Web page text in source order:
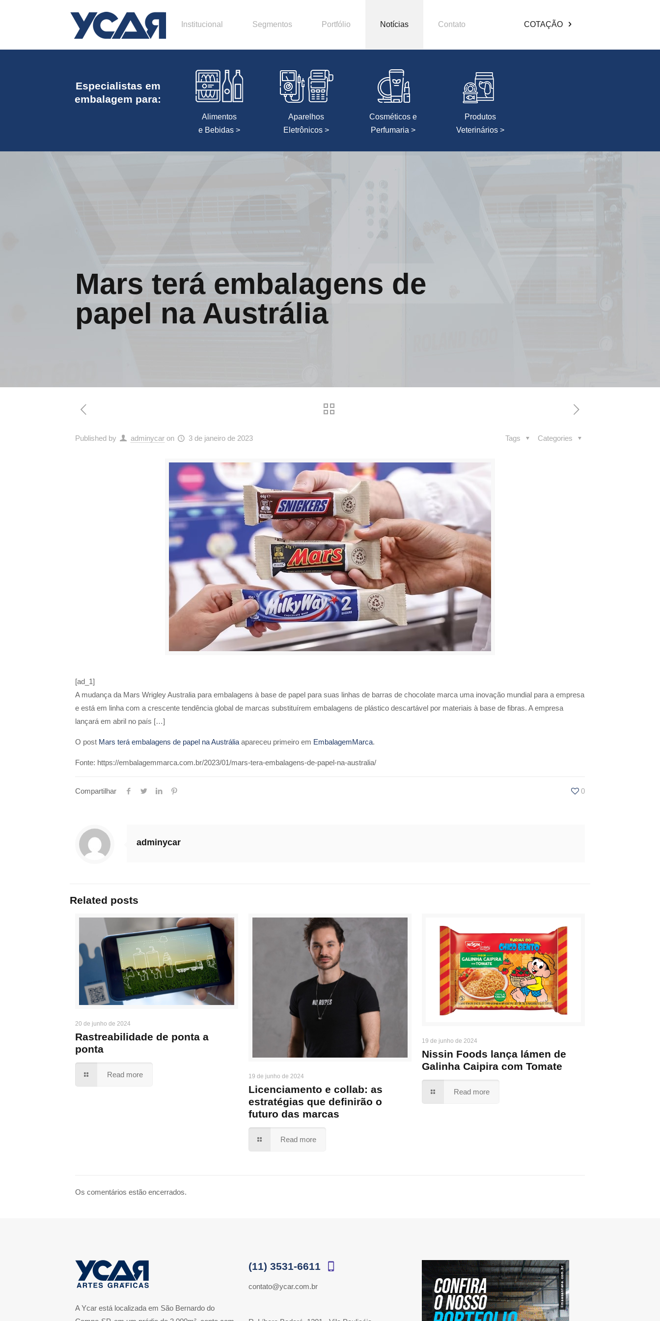
Institucional Segmentos Portfólio Notícias Contato COTAÇÃO
Especialistas em
embalagem para:
Alimentos
e Bebidas >
Aparelhos
Eletrônicos >
Cosméticos e
Perfumaria >
Produtos
Veterinários >
Mars terá embalagens de
papel na Austrália
Published by adminycar on 3 de janeiro de 2023 Categories
Tags
[ad_1]
A mudança da Mars Wrigley Australia para embalagens à base de papel para suas linhas de barras de chocolate marca uma inovação mundial para a empresa
e está em linha com a crescente tendência global de marcas substituírem embalagens de plástico descartável por materiais à base de fibras. A empresa
lançará em abril no país […]
O post Mars terá embalagens de papel na Austráliaapareceu primeiro em EmbalagemMarca.
Fonte: https://embalagemmarca.com.br/2023/01/mars-tera-embalagens-de-papel-na-australia/
Compartilhar 0
adminycar
Related posts
20 de junho de 2024
Rastreabilidade de ponta a
ponta
Read more 19 de junho de 2024
Licenciamento e collab: as
estratégias que definirão o
futuro das marcas
Read more
19 de junho de 2024
Nissin Foods lança lámen de
Galinha Caipira com Tomate
Read more
Os comentários estão encerrados.
A Ycar está localizada em São Bernardo do
(11) 3531-6611
contato@ycar.com.br